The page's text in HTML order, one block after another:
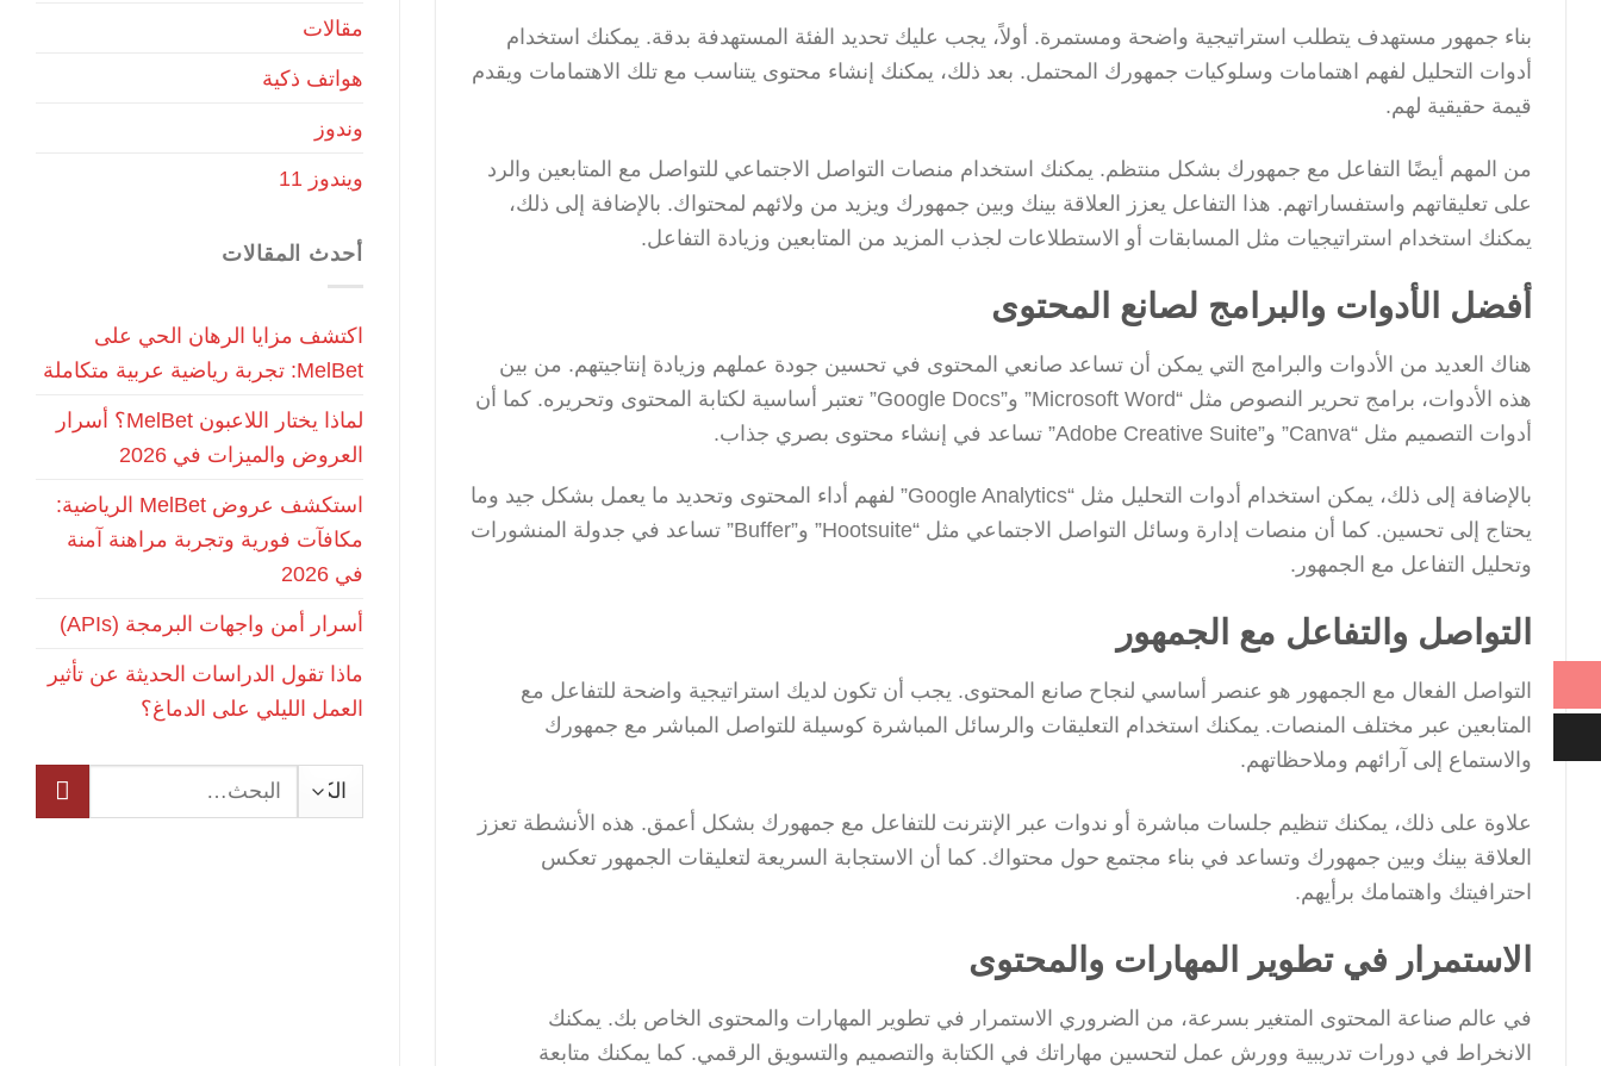
بناء جمهور مستهدف يتطلب استراتيجية واضحة ومستمرة. أولاً، يجب عليك تحديد الفئة المستهدفة بدقة. يمكنك استخدام
أدوات التحليل لفهم اهتمامات وسلوكيات جمهورك المحتمل. بعد ذلك، يمكنك إنشاء محتوى يتناسب مع تلك الاهتمامات ويقدم
قيمة حقيقية لهم.
من المهم أيضًا التفاعل مع جمهورك بشكل منتظم. يمكنك استخدام منصات التواصل الاجتماعي للتواصل مع المتابعين والرد
على تعليقاتهم واستفساراتهم. هذا التفاعل يعزز العلاقة بينك وبين جمهورك ويزيد من ولائهم لمحتواك. بالإضافة إلى ذلك،
يمكنك استخدام استراتيجيات مثل المسابقات أو الاستطلاعات لجذب المزيد من المتابعين وزيادة التفاعل.
أفضل الأدوات والبرامج لصانع المحتوى
هناك العديد من الأدوات والبرامج التي يمكن أن تساعد صانعي المحتوى في تحسين جودة عملهم وزيادة إنتاجيتهم. من بين
هذه الأدوات، برامج تحرير النصوص مثل “Microsoft Word” و”Google Docs” تعتبر أساسية لكتابة المحتوى وتحريره. كما أن
أدوات التصميم مثل “Canva” و”Adobe Creative Suite” تساعد في إنشاء محتوى بصري جذاب.
بالإضافة إلى ذلك، يمكن استخدام أدوات التحليل مثل “Google Analytics” لفهم أداء المحتوى وتحديد ما يعمل بشكل جيد وما
يحتاج إلى تحسين. كما أن منصات إدارة وسائل التواصل الاجتماعي مثل “Hootsuite” و”Buffer” تساعد في جدولة المنشورات
وتحليل التفاعل مع الجمهور.
التواصل والتفاعل مع الجمهور
التواصل الفعال مع الجمهور هو عنصر أساسي لنجاح صانع المحتوى. يجب أن تكون لديك استراتيجية واضحة للتفاعل مع
المتابعين عبر مختلف المنصات. يمكنك استخدام التعليقات والرسائل المباشرة كوسيلة للتواصل المباشر مع جمهورك
والاستماع إلى آرائهم وملاحظاتهم.
علاوة على ذلك، يمكنك تنظيم جلسات مباشرة أو ندوات عبر الإنترنت للتفاعل مع جمهورك بشكل أعمق. هذه الأنشطة تعزز
العلاقة بينك وبين جمهورك وتساعد في بناء مجتمع حول محتواك. كما أن الاستجابة السريعة لتعليقات الجمهور تعكس
احترافيتك واهتمامك برأيهم.
الاستمرار في تطوير المهارات والمحتوى
في عالم صناعة المحتوى المتغير بسرعة، من الضروري الاستمرار في تطوير المهارات والمحتوى الخاص بك. يمكنك
الانخراط في دورات تدريبية وورش عمل لتحسين مهاراتك في الكتابة والتصميم والتسويق الرقمي. كما يمكنك متابعة
مقالات
هواتف ذكية
وندوز
ويندوز 11
أحدث المقالات
اكتشف مزايا الرهان الحي على
MelBet: تجربة رياضية عربية متكاملة
لماذا يختار اللاعبون MelBet؟ أسرار
العروض والميزات في 2026
استكشف عروض MelBet الرياضية:
مكافآت فورية وتجربة مراهنة آمنة
في 2026
أسرار أمن واجهات البرمجة (APIs)
ماذا تقول الدراسات الحديثة عن تأثير
العمل الليلي على الدماغ؟
البحث
عن: